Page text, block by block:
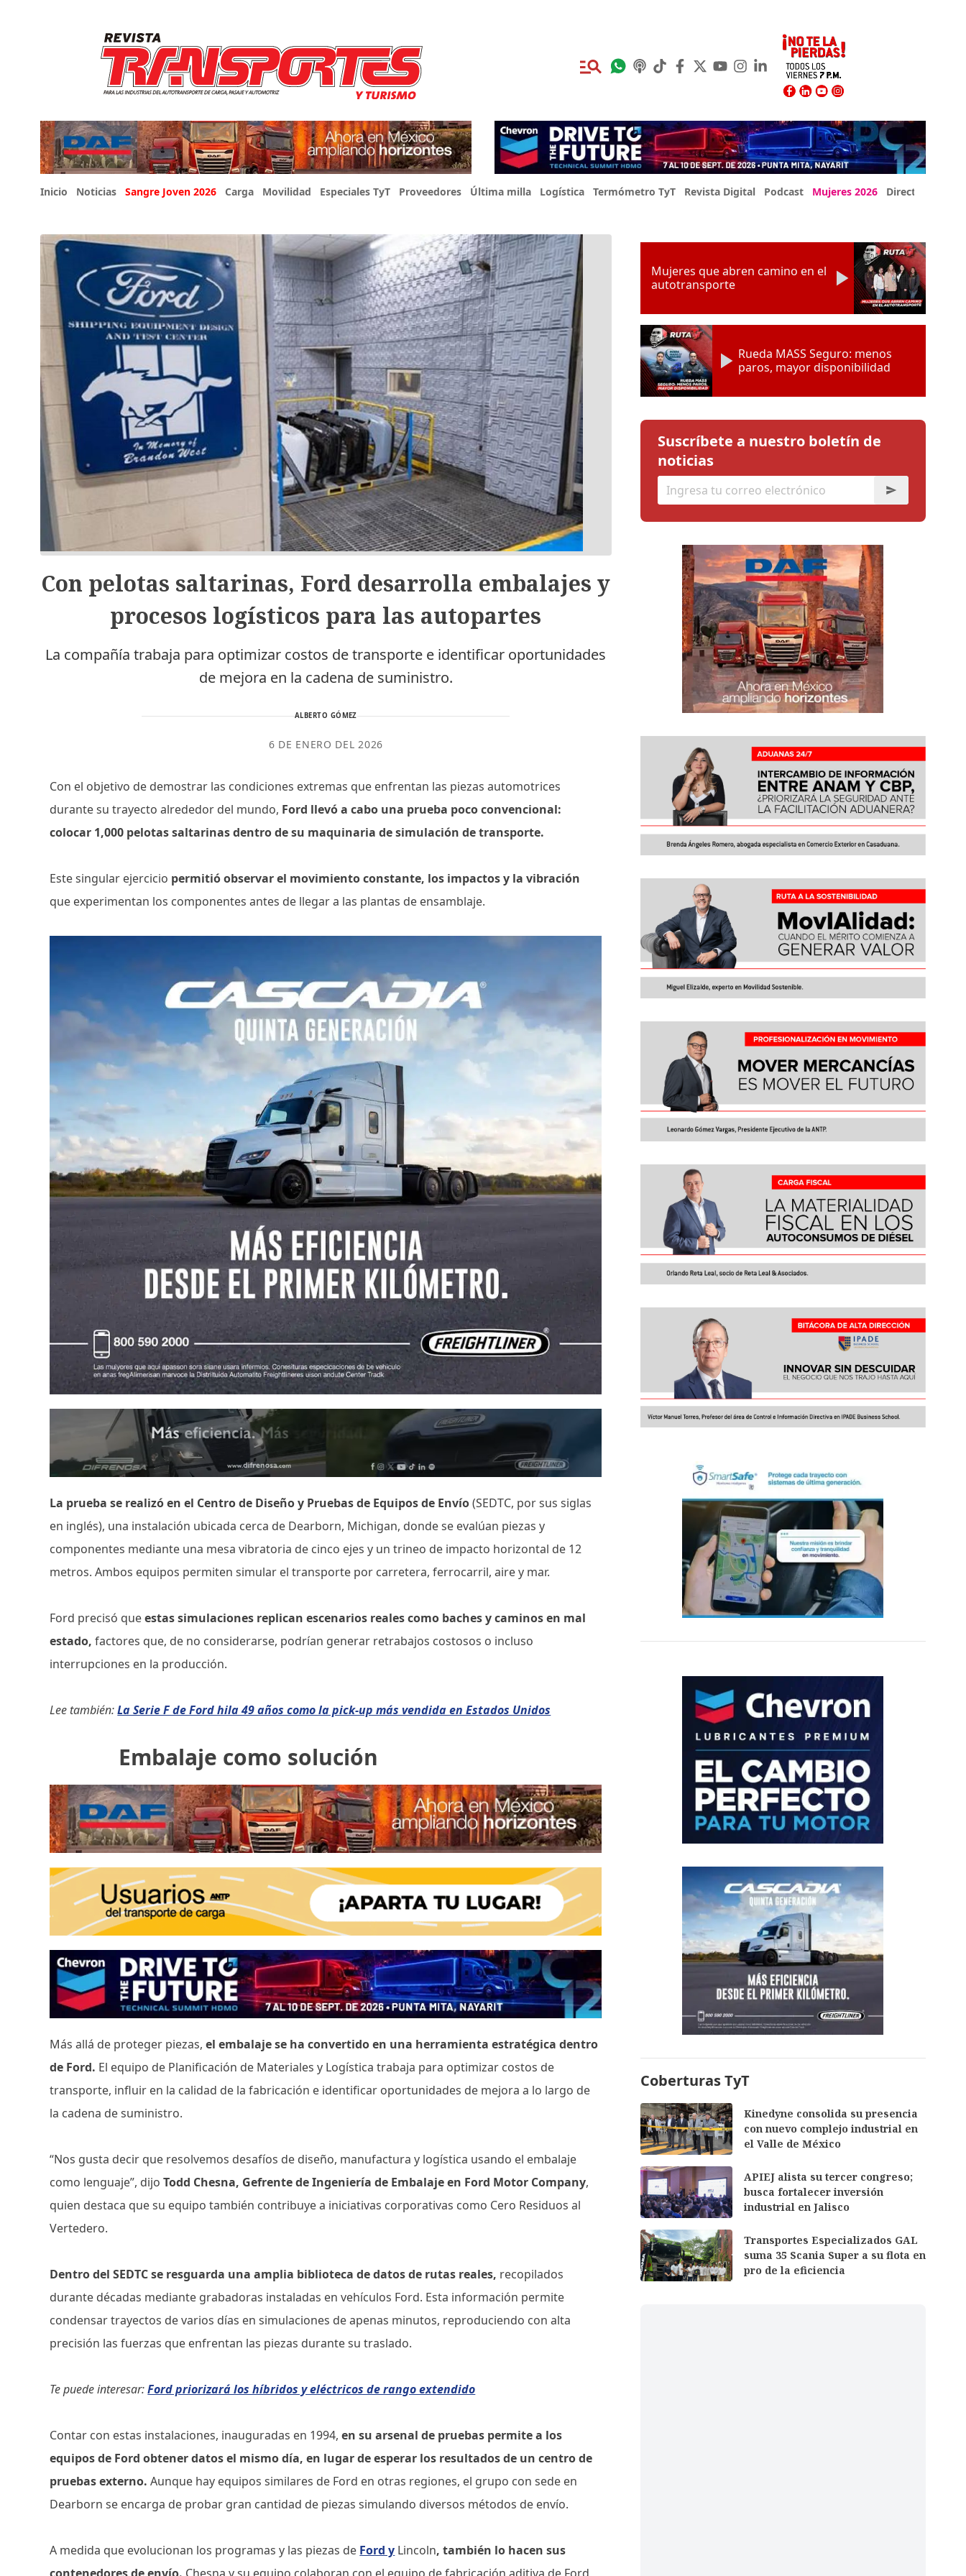
Inicio Noticias Sangre Joven 2026 Carga Movilidad Especiales TyT Proveedores Última milla Logística Termómetro TyT Revista Digital Podcast Mujeres 2026 Directorio Expo
Con pelotas saltarinas, Ford desarrolla embalajes y
procesos logísticos para las autopartes
La compañía trabaja para optimizar costos de transporte e identificar oportunidades
de mejora en la cadena de suministro.
ALBERTO GÓMEZ
6 DE ENERO DEL 2026
Con el objetivo de demostrar las condiciones extremas que enfrentan las piezas automotrices
durante su trayecto alrededor del mundo, Ford llevó a cabo una prueba poco convencional:
colocar 1,000 pelotas saltarinas dentro de su maquinaria de simulación de transporte.
Este singular ejercicio permitió observar el movimiento constante, los impactos y la vibración
que experimentan los componentes antes de llegar a las plantas de ensamblaje.
La prueba se realizó en el Centro de Diseño y Pruebas de Equipos de Envío(SEDTC, por sus siglas
en inglés), una instalación ubicada cerca de Dearborn, Michigan, donde se evalúan piezas y
componentes mediante una mesa vibratoria de cinco ejes y un trineo de impacto horizontal de 12
metros. Ambos equipos permiten simular el transporte por carretera, ferrocarril, aire y mar.
Ford precisó queestas simulaciones replican escenarios reales como baches y caminos en mal
estado,factores que, de no considerarse, podrían generar retrabajos costosos o incluso
interrupciones en la producción.
Lee también:La Serie F de Ford hila 49 años como la pick-up más vendida en Estados Unidos
Embalaje como solución
Más allá de proteger piezas,el embalaje se ha convertido en una herramienta estratégica dentro
de Ford. El equipo de Planificación de Materiales y Logística trabaja para optimizar costos de
transporte, influir en la calidad de la fabricación e identificar oportunidades de mejora a lo largo de
la cadena de suministro.
“Nos gusta decir que resolvemos desafíos de diseño, manufactura y logística usando el embalaje
como lenguaje”, dijoTodd Chesna, Gefrente de Ingeniería de Embalaje en Ford Motor Company,
quien destaca que su equipo también contribuye a iniciativas corporativas como Cero Residuos al
Vertedero.
Dentro del SEDTC se resguarda una amplia biblioteca de datos de rutas reales, recopilados
durante décadas mediante grabadoras instaladas en vehículos Ford. Esta información permite
condensar trayectos de varios días en simulaciones de apenas minutos, reproduciendo con alta
precisión las fuerzas que enfrentan las piezas durante su traslado.
Te puede interesar:Ford priorizará los híbridos y eléctricos de rango extendido
Contar con estas instalaciones, inauguradas en 1994, en su arsenal de pruebas permite a los
equipos de Ford obtener datos el mismo día, en lugar de esperar los resultados de un centro de
pruebas externo.Aunque hay equipos similares de Ford en otras regiones, el grupo con sede en
Dearborn se encarga de probar gran cantidad de piezas simulando diversos métodos de envío.
A medida que evolucionan los programas y las piezas de Ford y Lincoln, también lo hacen sus
Mujeres que abren camino en el
autotransporte
Rueda MASS Seguro: menos
paros, mayor disponibilidad
Suscríbete a nuestro boletín de
noticias
Coberturas TyT
Kinedyne consolida su presencia
con nuevo complejo industrial en
el Valle de México
APIEJ alista su tercer congreso;
busca fortalecer inversión
industrial en Jalisco
Transportes Especializados GAL
suma 35 Scania Super a su flota en
pro de la eficiencia